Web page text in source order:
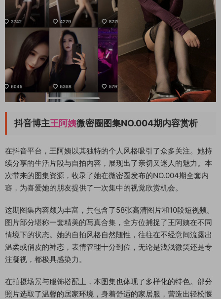
抖音博主王阿姨微密圈图集NO.004期内容赏析
在抖音平台，王阿姨以其独特的个人风格吸引了众多关注。她持
续分享的生活片段与自拍内容，展现出了亲切又迷人的魅力。本
次带来的图集资源，收录了她在微密圈发布的NO.004期全套内
容，为喜爱她的朋友提供了一次集中的视觉欣赏机会。
这期图集内容颇为丰富，共包含了58张高清图片和10段短视频。
图片部分堪称一套精美的写真合集，全方位捕捉了王阿姨在不同
情境下的状态。她的自拍风格自然随性，往往在不经意间流露出
温柔或俏皮的神态，表情管理十分到位，无论是浅浅微笑还是专
注凝视，都极具感染力。
在拍摄场景与服饰搭配上，本图集也体现了多样化的特色。部分
照片选取了温馨的居家环境，身着舒适的家居服，营造出轻松惬